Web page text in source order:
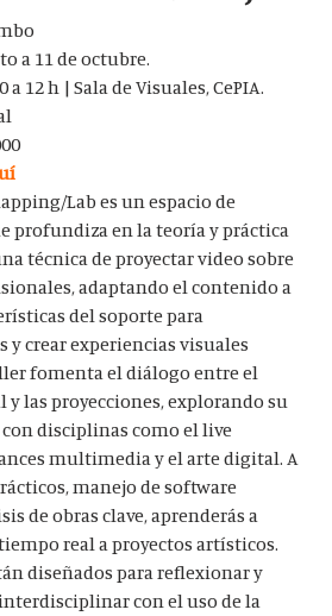
a 11 de octubre.
a 12 h | Sala de Visuales, CePIA.
Lab es un espacio de
profundiza en la teoría y práctica
técnica de proyectar video sobre
adaptando el contenido a
del soporte para
y crear experiencias visuales
fomenta el diálogo entre el
las proyecciones, explorando su
disciplinas como el live
multimedia y el arte digital. A
manejo de software
de obras clave, aprenderás a
real a proyectos artísticos.
diseñados para reflexionar y
con el uso de la